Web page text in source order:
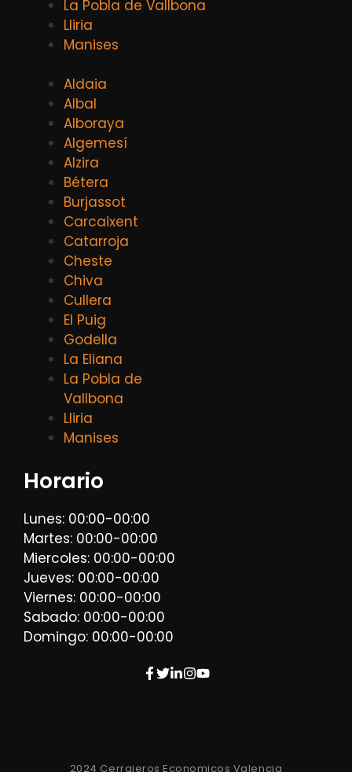
La Pobla de Vallbona
Lliria
Manises
Aldaia
Albal
Alboraya
Algemesí
Alzira
Bétera
Burjassot
Carcaixent
Catarroja
Cheste
Chiva
Cullera
El Puig
Godella
La Eliana
La Pobla de
Vallbona
Lliria
Manises
Horario
Lunes: 00:00-00:00
Martes: 00:00-00:00
Miercoles: 00:00-00:00
Jueves: 00:00-00:00
Viernes: 00:00-00:00
Sabado: 00:00-00:00
Domingo: 00:00-00:00
2024 Cerrajeros Economicos Valencia